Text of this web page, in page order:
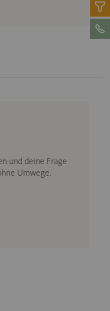
und deine Frage
Umwege.